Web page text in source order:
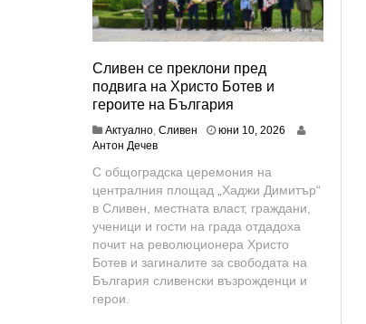
Сливен се преклони пред
подвига на Христо Ботев и
героите на България
Актуално, Сливен
юни 10, 2026
Антон Дечев
С общоградска церемония на
централния площад „Хаджи Димитър“
в Сливен, местната власт, граждани,
ученици и гости на града отдадоха
почит на революционера Христо
Ботев и загиналите за свободата на
България сливенски възрожденци и
герои.